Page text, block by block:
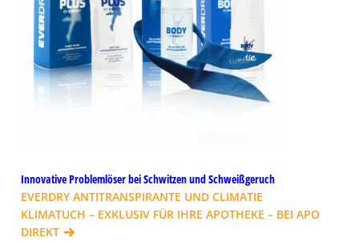
Innovative Problemlöser bei Schwitzen und Schweißgeruch
EVERDRY ANTITRANSPIRANTE UND CLIMATIE
KLIMATUCH – EXKLUSIV FÜR IHRE APOTHEKE – BEI APO
DIREKT